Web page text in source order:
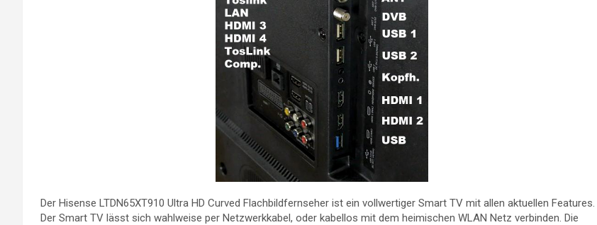
Der Hisense LTDN65XT910 Ultra HD Curved Flachbildfernseher ist ein vollwertiger Smart TV mit allen aktuellen Features.
Der Smart TV lässt sich wahlweise per Netzwerkkabel, oder kabellos mit dem heimischen WLAN Netz verbinden. Die